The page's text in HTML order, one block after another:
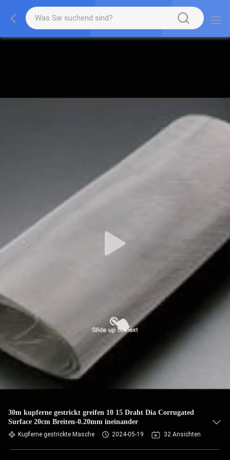
30m kupferne gestrickt greifen 10 15 Draht Dia Corrugated
Surface 20cm Breiten-0.20mm ineinander
Kupferne gestrickte Masche 2024-05-19 32 Ansichten